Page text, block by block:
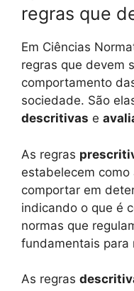
regras que
Em Ciências
regras que devem
comportamento
sociedade. São
descritivas e
As regras
estabelecem
comportar em
indicando o que é
normas que
fundamentais para
As regras